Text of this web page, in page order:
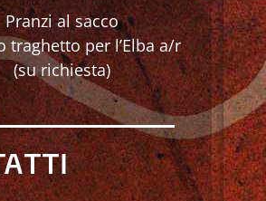
Pranzi al sacco
traghetto per l’Elba a/r
(su richiesta)